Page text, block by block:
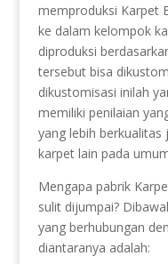
memproduksi Karpet
ke dalam kelompok
diproduksi
tersebut bisa
dikustomisasi inilah
memiliki penilaian
yang lebih berkualitas
karpet lain pada
Mengapa pabrik
sulit dijumpai?
yang berhubungan
diantaranya adalah: